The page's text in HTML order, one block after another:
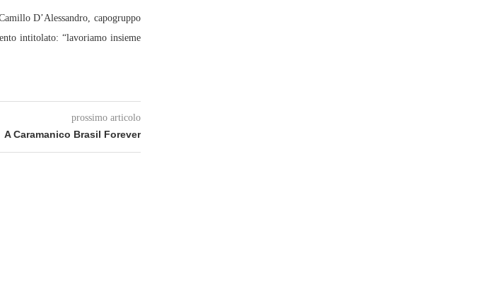
D’Alessandro, capogruppo
intitolato: “lavoriamo insieme
prossimo articolo
A Caramanico Brasil Forever